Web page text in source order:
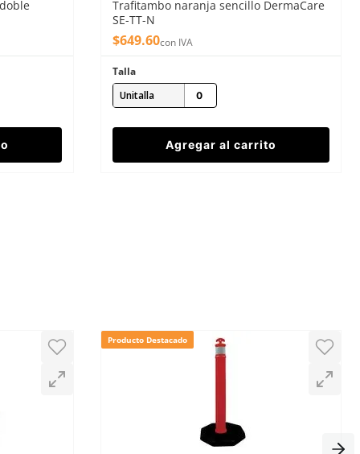
Trafitambo naranja sencillo DermaCare
SE-TT-N
$649.60con IVA
Talla
Unitalla
Agregar al carrito
Producto Destacado